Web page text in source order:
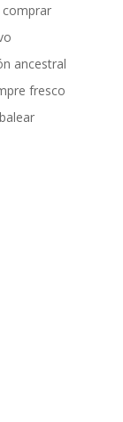
ancestral
fresco